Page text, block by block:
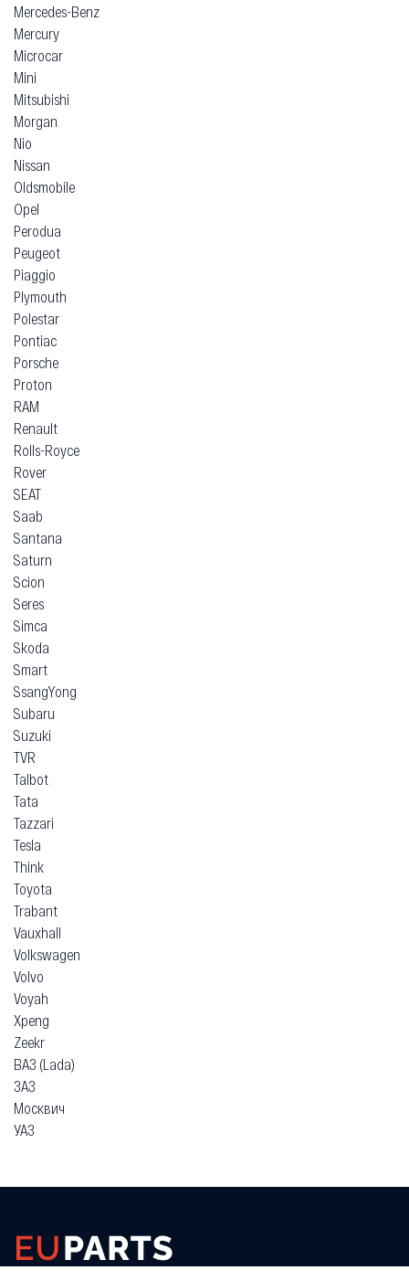
Mercedes-Benz
Mercury
Microcar
Mini
Mitsubishi
Morgan
Nio
Nissan
Oldsmobile
Opel
Perodua
Peugeot
Piaggio
Plymouth
Polestar
Pontiac
Porsche
Proton
RAM
Renault
Rolls-Royce
Rover
SEAT
Saab
Santana
Saturn
Scion
Seres
Simca
Skoda
Smart
SsangYong
Subaru
Suzuki
TVR
Talbot
Tata
Tazzari
Tesla
Think
Toyota
Trabant
Vauxhall
Volkswagen
Volvo
Voyah
Xpeng
Zeekr
ВАЗ (Lada)
ЗАЗ
Москвич
УАЗ